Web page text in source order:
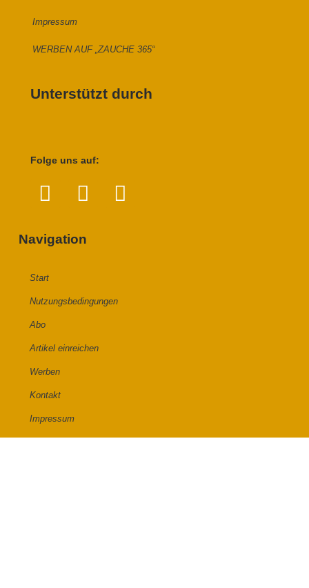
Impressum
WERBEN AUF „ZAUCHE 365“
Unterstützt durch
Folge uns auf:
Navigation
Start
Nutzungsbedingungen
Abo
Artikel einreichen
Werben
Kontakt
Impressum